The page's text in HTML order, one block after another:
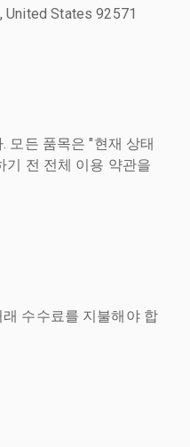
United States 92571
모든 품목은 "현재 상태
기 전 전체 이용 약관을
수수료를 지불해야 합